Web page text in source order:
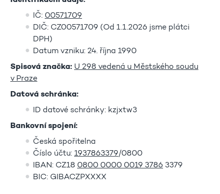
IČ: 00571709
DIČ: CZ00571709 (Od 1.1.2026 jsme plátci
DPH)
Datum vzniku: 24. října 1990
Spisová značka: U 298 vedená u Městského soudu
v Praze
Datová schránka:
ID datové schránky: kzjxtw3
Bankovní spojení:
Česká spořitelna
Číslo účtu: 1937863379/0800
IBAN: CZ18 0800 0000 0019 3786 3379
BIC: GIBACZPXXXX